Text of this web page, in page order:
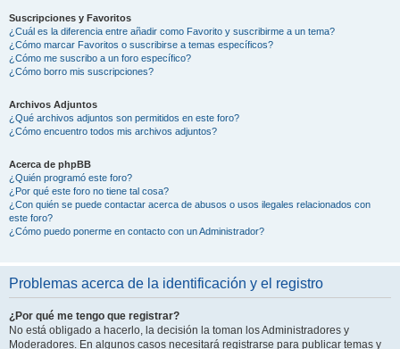
Suscripciones y Favoritos
¿Cuál es la diferencia entre añadir como Favorito y suscribirme a un tema?
¿Cómo marcar Favoritos o suscribirse a temas específicos?
¿Cómo me suscribo a un foro específico?
¿Cómo borro mis suscripciones?
Archivos Adjuntos
¿Qué archivos adjuntos son permitidos en este foro?
¿Cómo encuentro todos mis archivos adjuntos?
Acerca de phpBB
¿Quién programó este foro?
¿Por qué este foro no tiene tal cosa?
¿Con quién se puede contactar acerca de abusos o usos ilegales relacionados con
este foro?
¿Cómo puedo ponerme en contacto con un Administrador?
Problemas acerca de la identificación y el registro
¿Por qué me tengo que registrar?
No está obligado a hacerlo, la decisión la toman los Administradores y
Moderadores. En algunos casos necesitará registrarse para publicar temas y